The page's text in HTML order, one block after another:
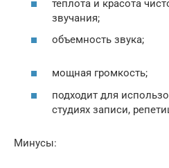
теплота и красота
звучания;
объемность звука;
мощная громкость;
подходит для
студиях записи,
Минусы: